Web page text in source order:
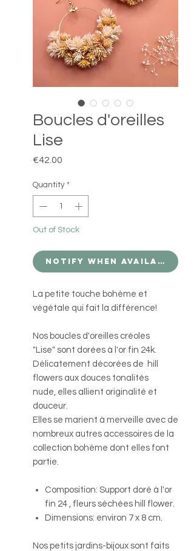
Boucles d'oreilles
Lise
€42.00
Quantity *
Out of Stock
Notify When Available
La petite touche bohème et
végétale qui fait la différence!
Nos boucles d'oreilles créoles
"Lise" sont dorées à l'or fin 24k.
Délicatement décorées de hill
flowers aux douces tonalités
nude, elles allient originalité et
douceur.
Elles se marient à merveille avec de
nombreux autres accessoires de la
collection bohème dont elles font
partie.
Composition: Support doré à l'or
fin 24 , fleurs séchées hill flower.
Dimensions: environ 7 x 8 cm.
Nos petits jardins-bijoux sont faits